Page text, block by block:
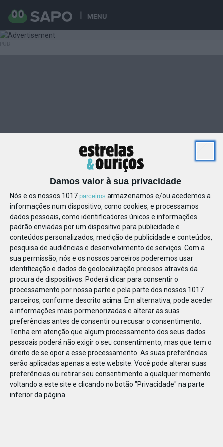
MENU
Damos valor à sua privacidade
Nós e os nossos 1017 parceiros armazenamos e/ou acedemos a
informações num dispositivo, como cookies, e processamos
dados pessoais, como identificadores únicos e informações
padrão enviadas por um dispositivo para publicidade e
conteúdos personalizados, medição de publicidade e conteúdos,
pesquisa de audiências e desenvolvimento de serviços. Com a
sua permissão, nós e os nossos parceiros poderemos usar
identificação e dados de geolocalização precisos através da
procura de dispositivos. Poderá clicar para consentir o
processamento por nossa parte e pela parte dos nossos 1017
parceiros, conforme descrito acima. Em alternativa, pode aceder
a informações mais pormenorizadas e alterar as suas
preferências antes de consentir ou recusar o consentimento.
Tenha em atenção que algum processamento dos seus dados
pessoais poderá não exigir o seu consentimento, mas que tem o
direito de se opor a esse processamento. As suas preferências
serão aplicadas apenas a este website. Você pode alterar suas
preferências ou retirar seu consentimento a qualquer momento
voltando a este site e clicando no botão "Privacidade" na parte
inferior da página.
713331396973317